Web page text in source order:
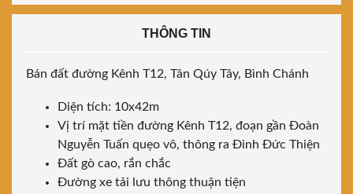
THÔNG TIN
Bán đất đường Kênh T12, Tân Qúy Tây, Bình Chánh
Diện tích: 10x42m
Vị trí mặt tiền đường Kênh T12, đoạn gần Đoàn
Nguyễn Tuấn quẹo vô, thông ra Đinh Đức Thiện
Đất gò cao, rắn chắc
Đường xe tải lưu thông thuận tiện